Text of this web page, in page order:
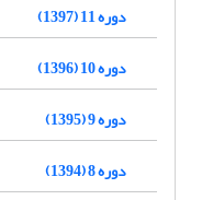
دوره 11 (1397)
دوره 10 (1396)
دوره 9 (1395)
دوره 8 (1394)